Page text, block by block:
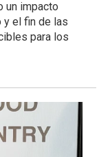
un impacto
y el fin de las
para los